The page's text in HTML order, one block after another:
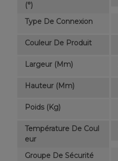
(°)
Type De Connexion
Couleur De Produit
Largeur (mm)
Hauteur (mm)
Poids (kg)
Température De Coul
Eur
Groupe De Sécurité